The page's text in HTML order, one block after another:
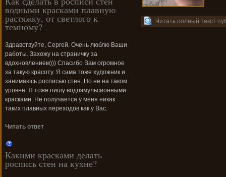
Читать полный текст
водными красками плавную
растяжку, от светлого к
темному?
Здравствуйте, Сергей. Очень люблю Ваши
работы. Захожу на страничку за
вдохновлением))) Спасибо Вам огромное
за такую красоту. Я сама тоже художник и
занимаюсь росписью стен. Но не на таком
уровне. Я тоже пишу водоэмульсионными
красками. Не получается у меня никак
таких плавных переходов как у Вас.
Читать ответ
Какими красками делать
роспись стен на кухне?